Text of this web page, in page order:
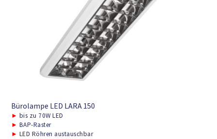
Bürolampe LED LARA 150
► bis zu 70W LED
► BAP-Raster
► LED Röhren austauschbar